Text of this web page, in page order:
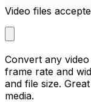
Video files
Convert any
frame rate and
and file size.
media.